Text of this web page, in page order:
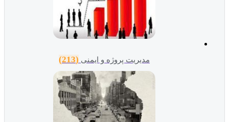
مدیریت پروژه و ایمنی (213)